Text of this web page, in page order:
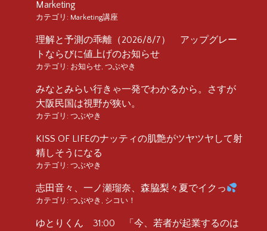
Marketing
カテゴリ: Marketing講座
理解と予測の乖離（2026/8/7） アップグレー
トならびに値上げのお知らせ
カテゴリ: お知らせ, つぶやき
みなとみらい行きゃ一発でわかるから。さすが
大阪民国は視野が狭い。
カテゴリ: つぶやき
KISS OF LIFEのナッティの肌艶がツヤツヤして射
精しそうになる
カテゴリ: つぶやき
志田音々、一ノ瀬瑠奈、森脇梨々夏でイクっ
カテゴリ: つぶやき , シコい！
ゆとりくん 31:00 「今、若者が起業するのは